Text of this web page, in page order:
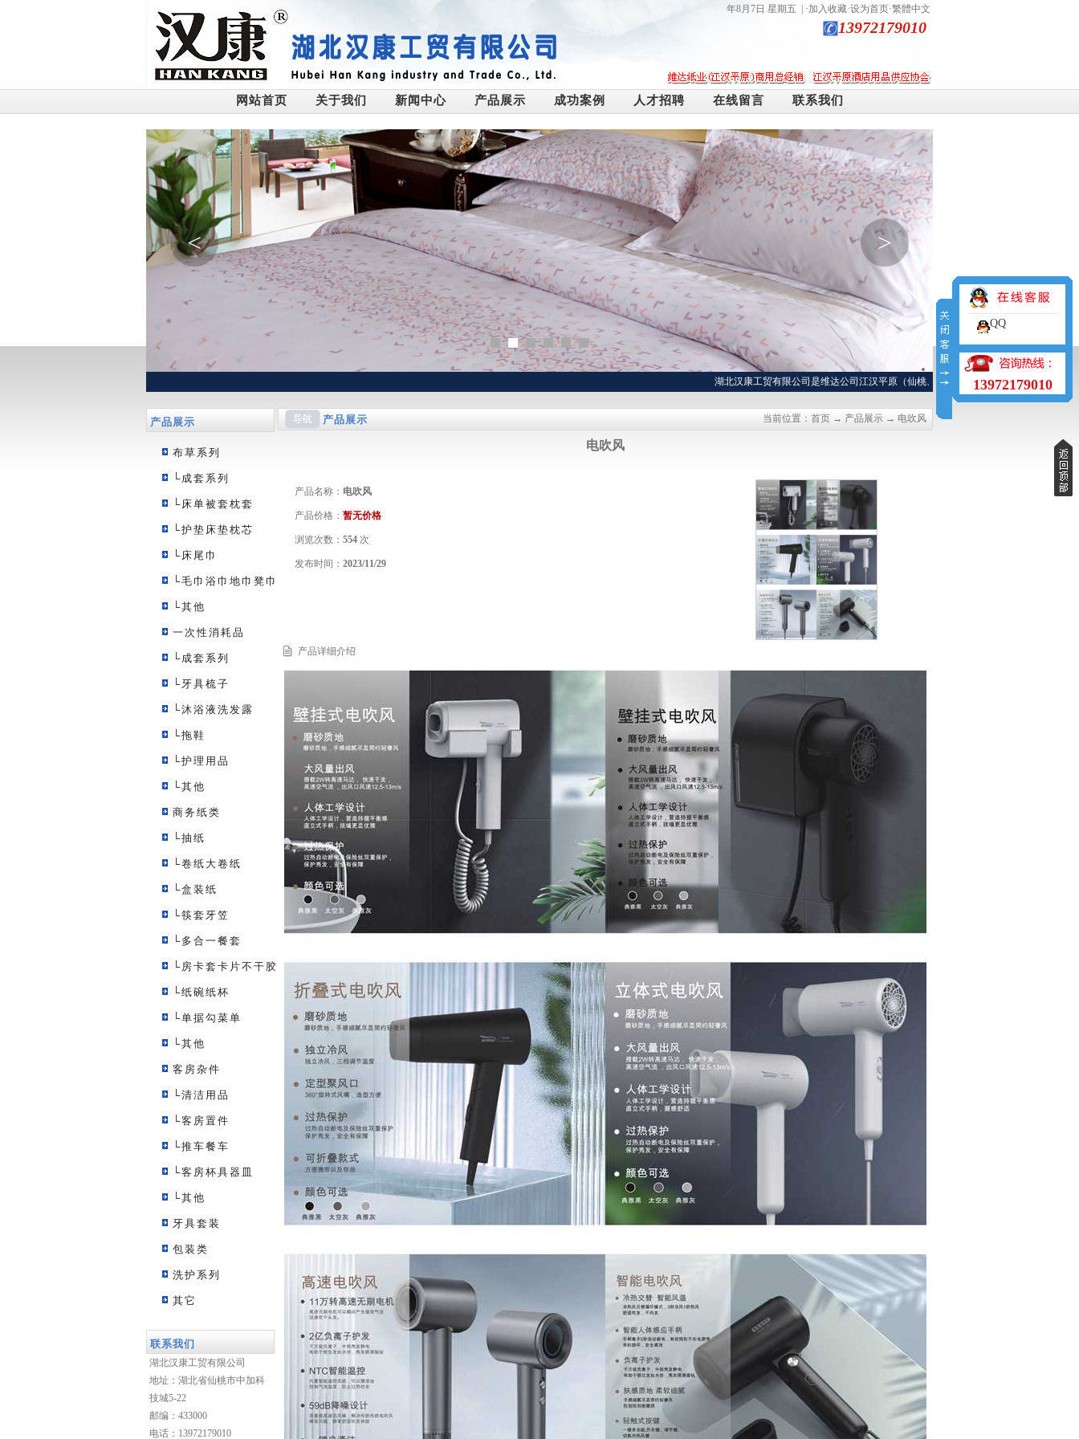
年8月7日 星期五 | ·加入收藏·设为首页·繁體中文
13972179010
网站首页 关于我们 新闻中心 产品展示 成功案例 人才招聘 在线留言 联系我们
>
<
湖北汉康工贸有限公司是维达公司江汉平原（仙桃、天门、潜江、洪湖）特约经销商，
产品展示
布草系列
└成套系列
└床单被套枕套
└护垫床垫枕芯
└床尾巾
└毛巾浴巾地巾凳巾
└其他
一次性消耗品
└成套系列
└牙具梳子
└沐浴液洗发露
└拖鞋
└护理用品
└其他
商务纸类
└抽纸
└卷纸大卷纸
└盒装纸
└筷套牙笠
└多合一餐套
└房卡套卡片不干胶
└纸碗纸杯
└单据勾菜单
└其他
客房杂件
└清洁用品
└客房置件
└推车餐车
└客房杯具器皿
└其他
牙具套装
包装类
洗护系列
其它
联系我们
湖北汉康工贸有限公司
地址：湖北省仙桃市中加科
技城5-22
邮编：433000
电话：13972179010
产品展示 当前位置： 首页→ 产品展示→ 电吹风
电吹风
产品名称： 电吹风
产品价格： 暂无价格
浏览次数： 554次
发布时间： 2023/11/29
产品详细介绍
QQ
13972179010